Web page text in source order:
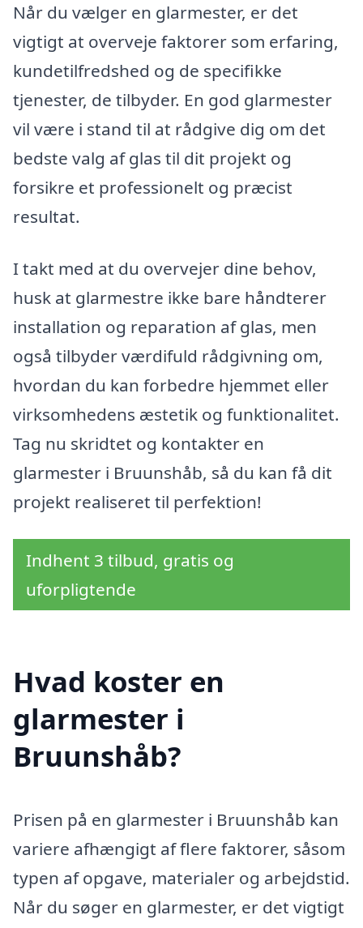
Når du vælger en glarmester, er det
vigtigt at overveje faktorer som erfaring,
kundetilfredshed og de specifikke
tjenester, de tilbyder. En god glarmester
vil være i stand til at rådgive dig om det
bedste valg af glas til dit projekt og
forsikre et professionelt og præcist
resultat.
I takt med at du overvejer dine behov,
husk at glarmestre ikke bare håndterer
installation og reparation af glas, men
også tilbyder værdifuld rådgivning om,
hvordan du kan forbedre hjemmet eller
virksomhedens æstetik og funktionalitet.
Tag nu skridtet og kontakter en
glarmester i Bruunshåb, så du kan få dit
projekt realiseret til perfektion!
Indhent 3 tilbud, gratis og
uforpligtende
Hvad koster en
glarmester i
Bruunshåb?
Prisen på en glarmester i Bruunshåb kan
variere afhængigt af flere faktorer, såsom
typen af opgave, materialer og arbejdstid.
Når du søger en glarmester, er det vigtigt